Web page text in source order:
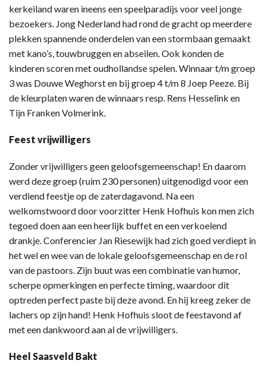
kerkeiland waren ineens een speelparadijs voor veel jonge
bezoekers. Jong Nederland had rond de gracht op meerdere
plekken spannende onderdelen van een stormbaan gemaakt
met kano’s, touwbruggen en abseilen. Ook konden de
kinderen scoren met oudhollandse spelen. Winnaar t/m groep
3 was Douwe Weghorst en bij groep 4 t/m 8 Joep Peeze. Bij
de kleurplaten waren de winnaars resp. Rens Hesselink en
Tijn Franken Volmerink.
Feest vrijwilligers
Zonder vrijwilligers geen geloofsgemeenschap! En daarom
werd deze groep (ruim 230 personen) uitgenodigd voor een
verdiend feestje op de zaterdagavond. Na een
welkomstwoord door voorzitter Henk Hofhuis kon men zich
tegoed doen aan een heerlijk buffet en een verkoelend
drankje. Conferencier Jan Riesewijk had zich goed verdiept in
het wel en wee van de lokale geloofsgemeenschap en de rol
van de pastoors. Zijn buut was een combinatie van humor,
scherpe opmerkingen en perfecte timing, waardoor dit
optreden perfect paste bij deze avond. En hij kreeg zeker de
lachers op zijn hand! Henk Hofhuis sloot de feestavond af
met een dankwoord aan al de vrijwilligers.
Heel Saasveld Bakt